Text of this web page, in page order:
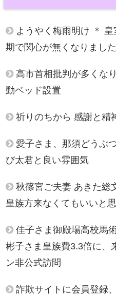
ようやく梅雨明け ＊
期で関心が無くなりました
高市首相批判が多くな
動ベッド設置
祈りのちから 感謝と精
愛子さま、那須どうぶ
び太君と良い雰囲気
秋篠宮ご夫妻 あきた総
皇族方来なくてもいいと
佳子さま御殿場高校馬
彬子さま皇族費3.3倍に、
ン非公式訪問
詐欺サイトに会員登録